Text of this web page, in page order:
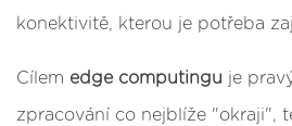
konektivitě, kterou je potřeba
Cílem edge computingu je
zpracování co nejblíže "okraji",